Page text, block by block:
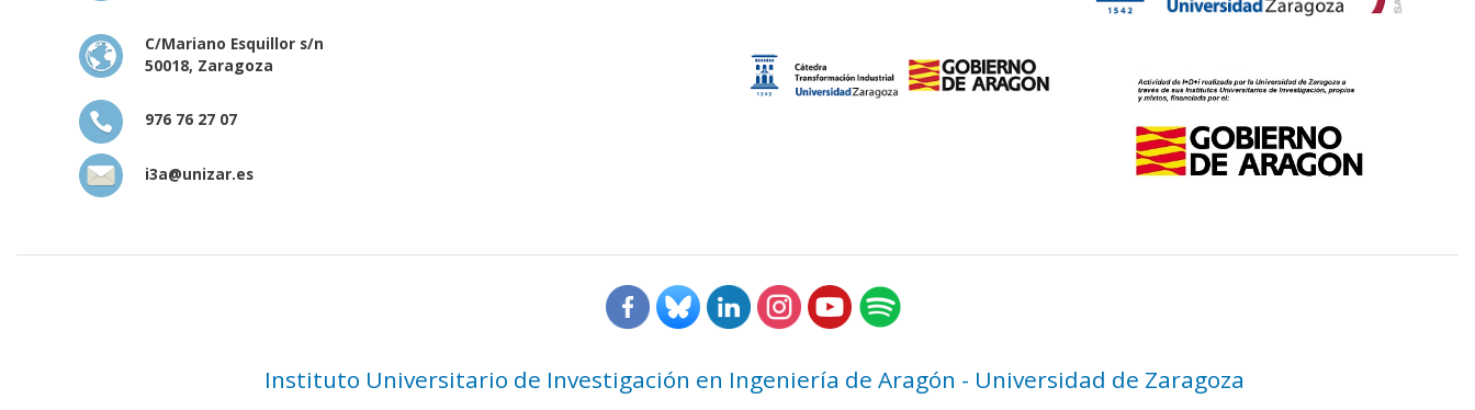
C/Mariano Esquillor s/n
50018, Zaragoza
976 76 27 07
i3a@unizar.es
Instituto Universitario de Investigación en Ingeniería de Aragón - Universidad de Zaragoza